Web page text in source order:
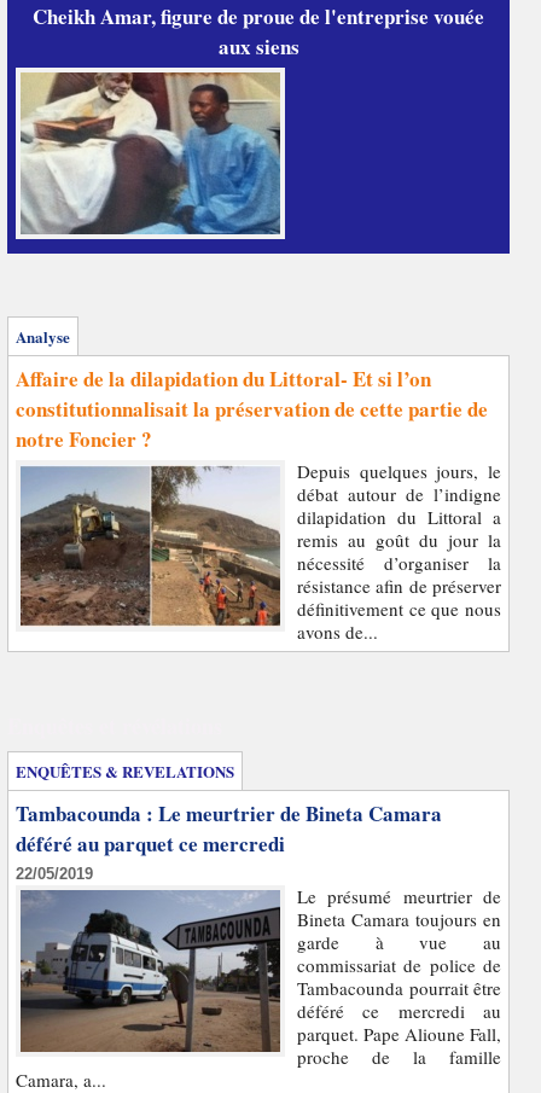
Cheikh Amar, figure de proue de l'entreprise vouée
aux siens
Analyse
Affaire de la dilapidation du Littoral- Et si l’on
constitutionnalisait la préservation de cette partie de
notre Foncier ?
Depuis quelques jours, le
débat autour de l’indigne
dilapidation du Littoral a
remis au goût du jour la
nécessité d’organiser la
résistance afin de préserver
définitivement ce que nous
avons de...
ENQUÊTES & REVELATIONS
Tambacounda : Le meurtrier de Bineta Camara
déféré au parquet ce mercredi
22/05/2019
Le présumé meurtrier de
Bineta Camara toujours en
garde à vue au
commissariat de police de
Tambacounda pourrait être
déféré ce mercredi au
parquet. Pape Alioune Fall,
proche de la famille
Camara, a...